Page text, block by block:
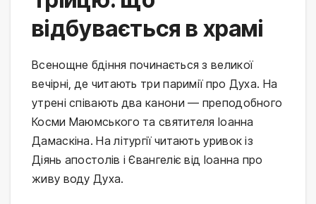
відбувається в храмі
Всенощне бдіння починається з великої
вечірні, де читають три паримії про Духа. На
утрені співають два канони — преподобного
Косми Маюмського та святителя Іоанна
Дамаскіна. На літургії читають уривок із
Діянь апостолів і Євангеліє від Іоанна про
живу воду Духа.